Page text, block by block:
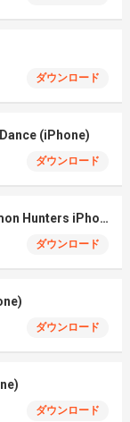
ダウンロード
(iPhone)
ダウンロード
Your Idol – Saja Boys (KPop Demon Hunters iPhone)
ダウンロード
ダウンロード
ダウンロード